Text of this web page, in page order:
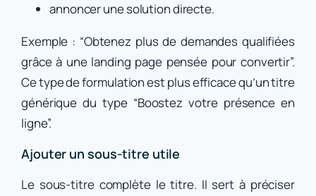
annoncer une solution directe.
Exemple : “Obtenez plus de demandes qualifiées
grâce à une landing page pensée pour convertir”.
Ce type de formulation est plus efficace qu’un titre
générique du type “Boostez votre présence en
ligne”.
Ajouter un sous-titre utile
Le sous-titre complète le titre. Il sert à préciser